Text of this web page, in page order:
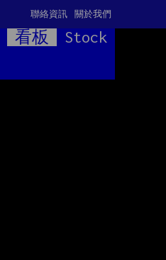
關於我們
聯絡資訊
看板
Stock